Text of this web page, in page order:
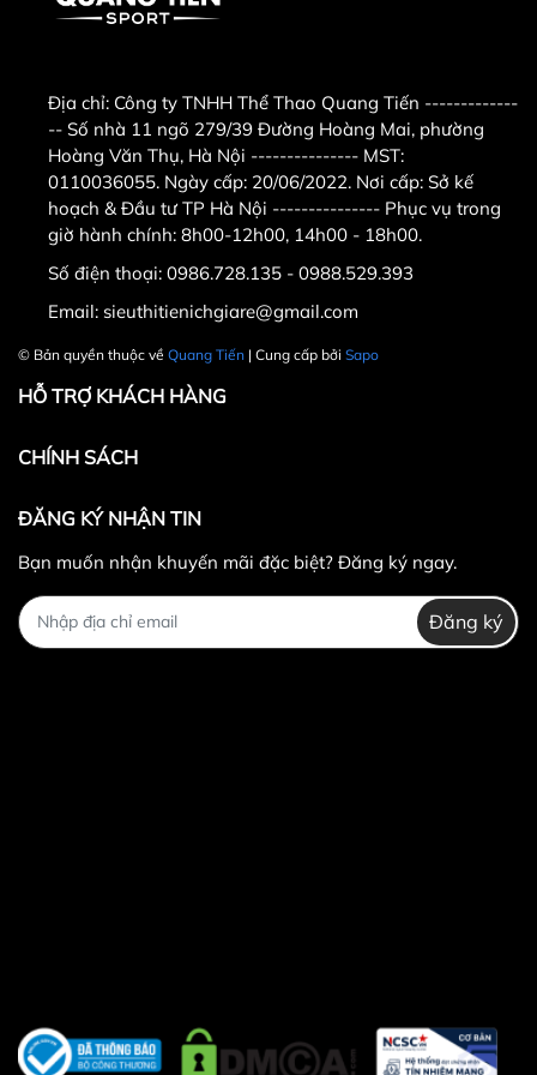
mát tránh ẩm mốc sẽ ảnh hưởng chất lượng sản phẩm.
Địa chỉ: Công ty TNHH Thể Thao Quang Tiến -------------
-- Số nhà 11 ngõ 279/39 Đường Hoàng Mai, phường
Hoàng Văn Thụ, Hà Nội --------------- MST:
0110036055. Ngày cấp: 20/06/2022. Nơi cấp: Sở kế
hoạch & Đầu tư TP Hà Nội --------------- Phục vụ trong
giờ hành chính: 8h00-12h00, 14h00 - 18h00.
Số điện thoại: 0986.728.135 - 0988.529.393
Email: sieuthitienichgiare@gmail.com
© Bản quyền thuộc về Quang Tiến | Cung cấp bởi Sapo
HỖ TRỢ KHÁCH HÀNG
CHÍNH SÁCH
ĐĂNG KÝ NHẬN TIN
Bạn muốn nhận khuyến mãi đặc biệt? Đăng ký ngay.
Đăng ký